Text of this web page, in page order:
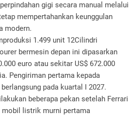
gigi secara manual melalui
mempertahankan keunggulan
modern.
1.499 unit 12Cilindri
bermesin depan ini dipasarkan
euro atau sekitar US$ 672.000
Pengiriman pertama kepada
pada kuartal I 2027.
beberapa pekan setelah Ferrari
mobil listrik murni pertama